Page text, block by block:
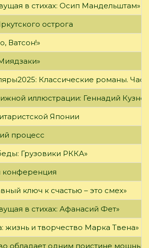
в стихах: Осип Мандельштам»
острога
Ватсон!»
Классические романы.
иллюстрации: Геннадий
Японии
процесс
Грузовики РККА»
конференция
ключ к счастью – это смех»
в стихах: Афанасий Фет»
жизнь и творчество Марка Твена»
обладает одним поистине